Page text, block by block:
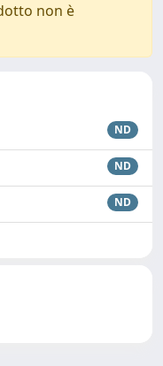
non è
ND
ND
ND